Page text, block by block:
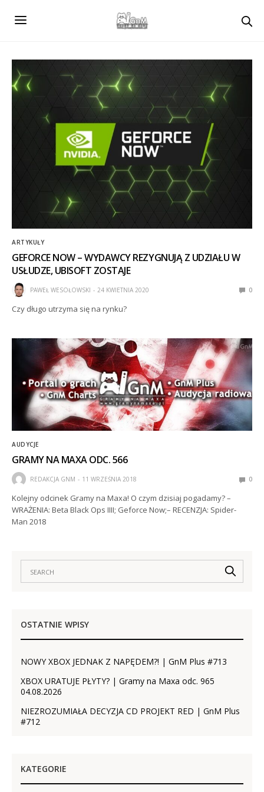
ARTYKUŁY
GEFORCE NOW – WYDAWCY REZYGNUJĄ Z UDZIAŁU W
USŁUDZE, UBISOFT ZOSTAJE
PAWEŁ WESOŁOWSKI 24 KWIETNIA 2020 0
Czy długo utrzyma się na rynku?
AUDYCJE
GRAMY NA MAXA ODC. 566
REDAKCJA GNM 11 WRZEŚNIA 2018 0
Kolejny odcinek Gramy na Maxa! O czym dzisiaj pogadamy? –
WRAŻENIA: Beta Black Ops IIII; Geforce Now;– RECENZJA: Spider-
Man 2018
OSTATNIE WPISY
NOWY XBOX JEDNAK Z NAPĘDEM?! | GnM Plus #713
XBOX URATUJE PŁYTY? | Gramy na Maxa odc. 965
04.08.2026
NIEZROZUMIAŁA DECYZJA CD PROJEKT RED | GnM Plus
#712
KATEGORIE